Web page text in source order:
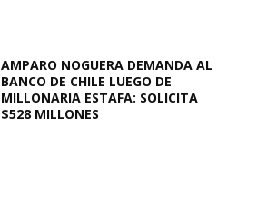
AMPARO NOGUERA DEMANDA AL
BANCO DE CHILE LUEGO DE
MILLONARIA ESTAFA: SOLICITA
$528 MILLONES